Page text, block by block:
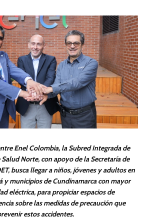
DE
2023
Enel Colombia, la Subred Integrada de
Salud Norte, con apoyo de la Secretaría de
busca llegar a niños, jóvenes y adultos en
y municipios de Cundinamarca con mayor
eléctrica, para propiciar espacios de
sobre las medidas de precaución que
estos accidentes.